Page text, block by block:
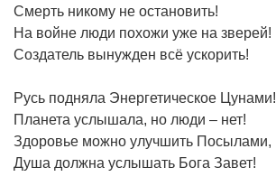
Смерть никому не остановить!
На войне люди похожи уже на зверей!
Создатель вынужден всё ускорить!
Русь подняла Энергетическое Цунами!
Планета услышала, но люди – нет!
Здоровье можно улучшить Посылами,
Душа должна услышать Бога Завет!